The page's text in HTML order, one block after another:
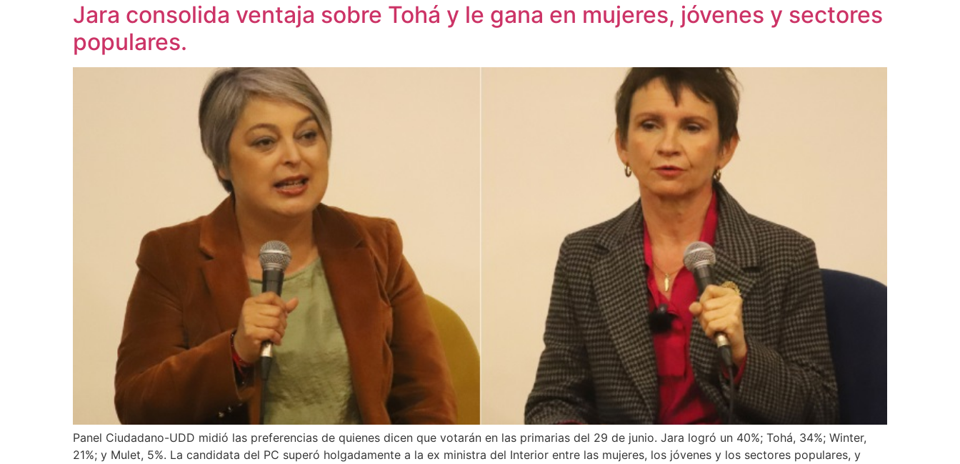
Jara consolida ventaja sobre Tohá y le gana en mujeres, jóvenes y sectores
populares.
Panel Ciudadano-UDD midió las preferencias de quienes dicen que votarán en las primarias del 29 de junio. Jara logró un 40%; Tohá, 34%; Winter,
21%; y Mulet, 5%. La candidata del PC superó holgadamente a la ex ministra del Interior entre las mujeres, los jóvenes y los sectores populares, y